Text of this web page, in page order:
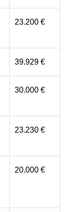
23.200 €
39.929 €
30.000 €
23.230 €
20.000 €